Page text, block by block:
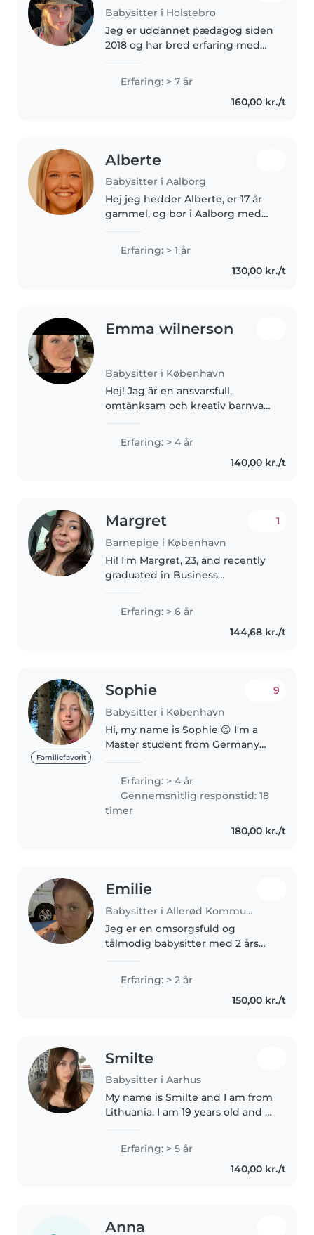
Babysitter i Holstebro
Jeg er uddannet pædagog siden
2018 og har bred erfaring med
arbejdet med børn i alderen 6-10
år, unge i juniorclub (12-15 år),
voksne med hjerneskade og..
Erfaring: > 7 år
160,00 kr./t
Alberte
Babysitter i Aalborg
Hej jeg hedder Alberte, er 17 år
gammel, og bor i Aalborg med
på 12 år og en storebror på 22 år,
som er flyttet hjemme fra. Jeg
Erfaring: > 1 år
130,00 kr./t
Emma wilnerson
Babysitter i København
Hej! Jag är en ansvarsfull,
omtänksam och kreativ barnvakt
Köpenhamn och studerar
psykologi. Jag har flera års
erfarenhet av att ta hand om
Erfaring: > 4 år
140,00 kr./t
Margret
Barnepige i København
1
Hi! I'm Margret, 23, and recently
graduated in Business
University of Tampa. I'm
originally from Iceland and have
lived in England, the US, and
Erfaring: > 6 år
144,68 kr./t
Familiefavorit
Sophie
Babysitter i København
9
Hi, my name is Sophie 😊 I'm a
Master student from Germany
Copenhagen. Babysitting has
always been more than just a
side job for me – I genuinely
enjoy spending..
Erfaring: > 4 år
Gennemsnitlig responstid: 18
timer
180,00 kr./t
Emilie
Babysitter i Allerød Kommune
Jeg er en omsorgsfuld og
tålmodig babysitter med 2 års
småbørnsalderen. Jeg har
erfaring med børn med autisme
Erfaring: > 2 år
150,00 kr./t
Smilte
Babysitter i Aarhus
My name is Smilte and I am from
Lithuania, I am 19 years old and I
Lithuanian (im very new to the
Danish language,but im
learning). I have 3 smaller
Erfaring: > 5 år
140,00 kr./t
Anna